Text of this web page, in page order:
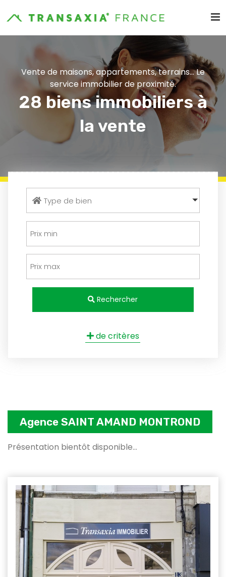
Vente de maisons, appartements, terrains... Le
service immobilier de proximité.
28 biens immobiliers à
la vente
Type de bien
Rechercher
de critères
Agence SAINT AMAND MONTROND
Présentation bientôt disponible...